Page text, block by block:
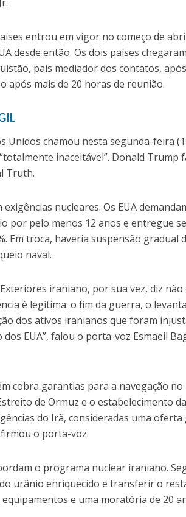
entrou em vigor no começo de
desde então. Os dois países
país mediador dos contatos,
após mais de 20 horas de reunião.
Unidos chamou nesta segunda-feira
inaceitável”. Donald Trump
Truth.
nucleares. Os EUA
por pelo menos 12 anos e entregue
Em troca, haveria suspensão gradual
naval.
iraniano, por sua vez, diz
é legítima: o fim da guerra, o
dos ativos iranianos que foram
EUA”, falou o porta-voz Esmaeil
cobra garantias para a navegação no
de Ormuz e o estabelecimento
do Irã, consideradas uma
o porta-voz.
o programa nuclear iraniano.
urânio enriquecido e transferir o
e uma moratória de 20